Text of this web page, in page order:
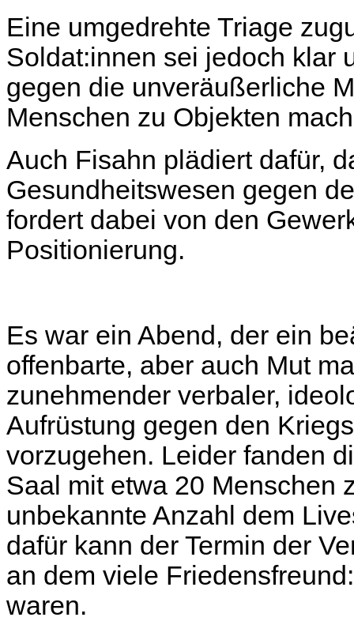
Eine umgedrehte Triage
Soldat:innen sei jedoch klar
gegen die unveräußerliche
Menschen zu Objekten
Auch Fisahn plädiert dafür,
Gesundheitswesen gegen
fordert dabei von den
Positionierung.
Es war ein Abend, der ein
offenbarte, aber auch Mut
zunehmender verbaler,
Aufrüstung gegen den
vorzugehen. Leider fanden
Saal mit etwa 20 Menschen
unbekannte Anzahl dem
dafür kann der Termin der
an dem viele
waren.